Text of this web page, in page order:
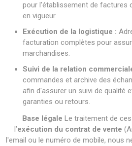
pour l'établissement de factures
en vigueur.
Exécution de la logistique :
facturation complètes pour
marchandises.
Suivi de la relation
commandes et archive des
afin d'assurer un suivi de qualité
garanties ou retours.
Base légale Le traitement de
l’exécution du contrat de vente
l'email ou le numéro de mobile, nous